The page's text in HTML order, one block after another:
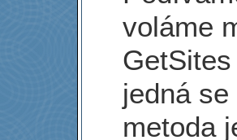
voláme
jedná
metoda